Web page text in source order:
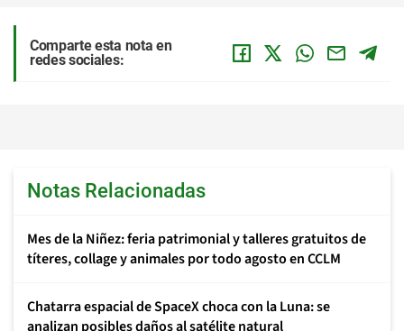
Comparte esta nota en
redes sociales:
Notas Relacionadas
Mes de la Niñez: feria patrimonial y talleres gratuitos de
títeres, collage y animales por todo agosto en CCLM
Chatarra espacial de SpaceX choca con la Luna: se
analizan posibles daños al satélite natural